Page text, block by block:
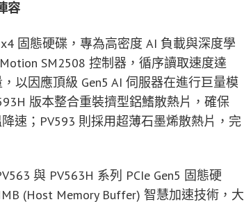
容
固態硬碟，專為高密度 AI 負載與深度學
SM2508 控制器，循序讀取速度達
以因應頂級 Gen5 AI 伺服器在進行巨量模
版本整合重裝擠型鋁鰭散熱片，確保
速；PV593 則採用超薄石墨烯散熱片，完
與 PV563H 系列 PCIe Gen5 固態硬
(Host Memory Buffer) 智慧加速技術，大